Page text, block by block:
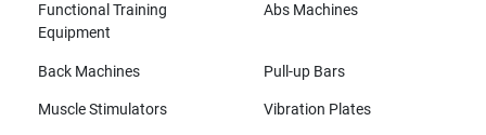
Functional Training
Equipment
Abs Machines
Back Machines Pull-up Bars
Muscle Stimulators Vibration Plates